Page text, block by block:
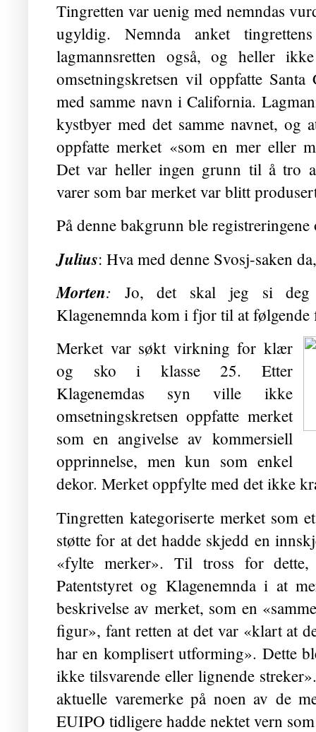
Tingretten var uenig med nemndas
ugyldig. Nemnda anket
lagmannsretten også, og heller
omsetningskretsen vil oppfatte
med samme navn i California.
kystbyer med det samme navnet, og
oppfatte merket «som en mer eller
Det var heller ingen grunn til å tro
varer som bar merket var blitt
På denne bakgrunn ble
Julius: Hva med denne Svosj-saken
Morten: Jo, det skal jeg si deg
Klagenemnda kom i fjor til at
Merket var søkt virkning for klær
og sko i klasse 25. Etter
Klagenemdas syn ville ikke
omsetningskretsen oppfatte merket
som en angivelse av kommersiell
opprinnelse, men kun som enkel
dekor. Merket oppfylte med det ikke
Tingretten kategoriserte merket som
støtte for at det hadde skjedd en
«fylte merker». Til tross for
Patentstyret og Klagenemnda i at
beskrivelse av merket, som en
figur», fant retten at det var «klart at
har en komplisert utforming». Dette
ikke tilsvarende eller lignende
aktuelle varemerke på noen av de
EUIPO tidligere hadde nektet vern